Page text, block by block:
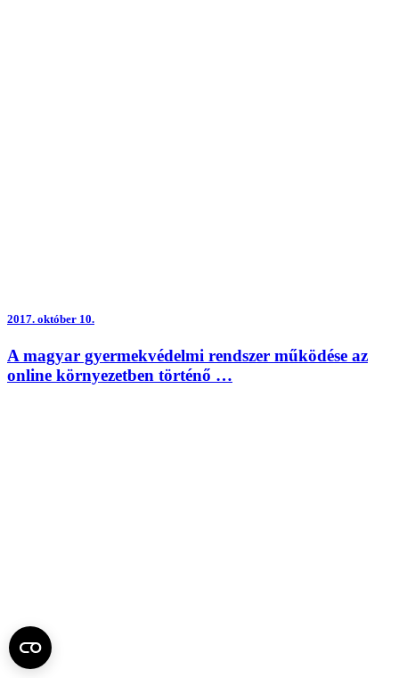
2017. október 10.
A magyar gyermekvédelmi rendszer működése az
online környezetben történő …